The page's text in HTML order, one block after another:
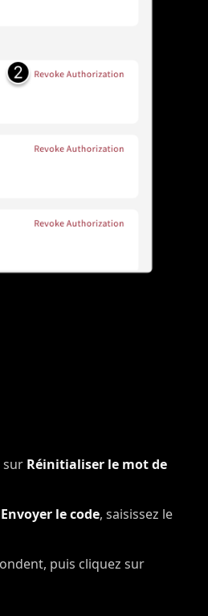
sur Réinitialiser le mot de
Envoyer le code, saisissez le
puis cliquez sur